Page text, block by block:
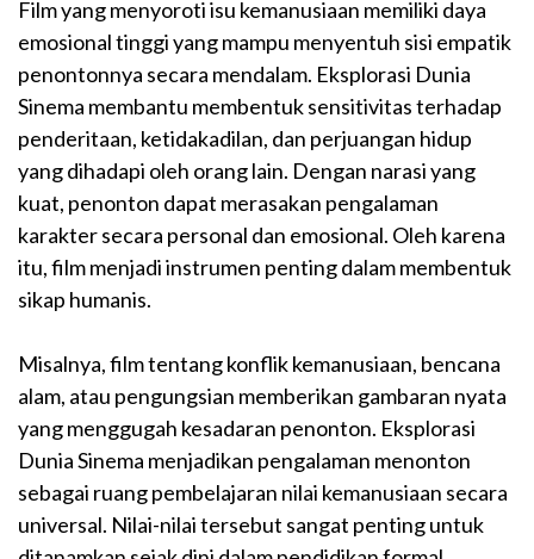
Film yang menyoroti isu kemanusiaan memiliki daya
emosional tinggi yang mampu menyentuh sisi empatik
penontonnya secara mendalam. Eksplorasi Dunia
Sinema membantu membentuk sensitivitas terhadap
penderitaan, ketidakadilan, dan perjuangan hidup
yang dihadapi oleh orang lain. Dengan narasi yang
kuat, penonton dapat merasakan pengalaman
karakter secara personal dan emosional. Oleh karena
itu, film menjadi instrumen penting dalam membentuk
sikap humanis.
Misalnya, film tentang konflik kemanusiaan, bencana
alam, atau pengungsian memberikan gambaran nyata
yang menggugah kesadaran penonton. Eksplorasi
Dunia Sinema menjadikan pengalaman menonton
sebagai ruang pembelajaran nilai kemanusiaan secara
universal. Nilai-nilai tersebut sangat penting untuk